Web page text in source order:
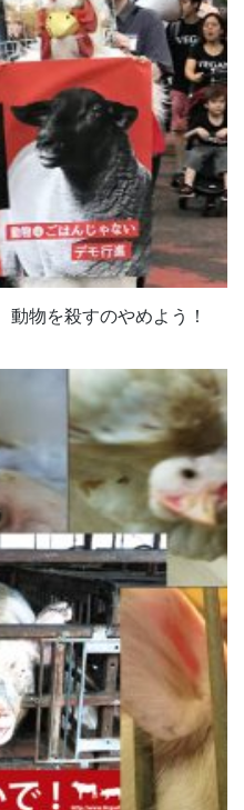
物を殺すのやめよう！